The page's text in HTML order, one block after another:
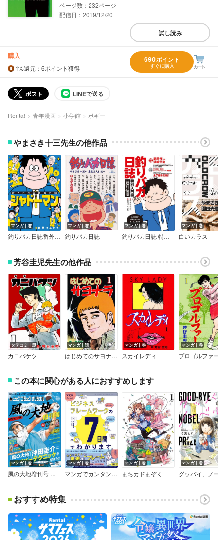
232
配信日：2019/12/20
試し読み
購入
1%還元 ：6ポイント獲得
690ポイント
すぐに購入
ポスト LINEで送る
Renta! 青年漫画 小学館 ボギー
やまさき十三先生の他作品
マンガ｜巻
釣りバカ日誌番外編 シャドーマン
マンガ｜巻
釣りバカ日誌
マンガ｜巻
釣りバカ日誌 特別入門編 ～浜崎ちゃんは何故ヒーローなのか？～
マンガ｜巻
白いカラス
芳谷圭児先生の他作品
タテコミ｜話
カニバケツ
マンガ｜話
はじめてのサヨナラ【分冊版】
マンガ｜巻
スカイレディ
マンガ｜巻
プロゴルファ
この本に関心がある人におすすめします
マンガ｜巻
風の大地増刊号 ドライバー編
マンガ｜巻
マンガでカンタン！ビジネスフレームワークの活用法は7日間でわかります。
マンガ｜巻
まちカドまぞく
マンガ｜巻
おすすめ特集